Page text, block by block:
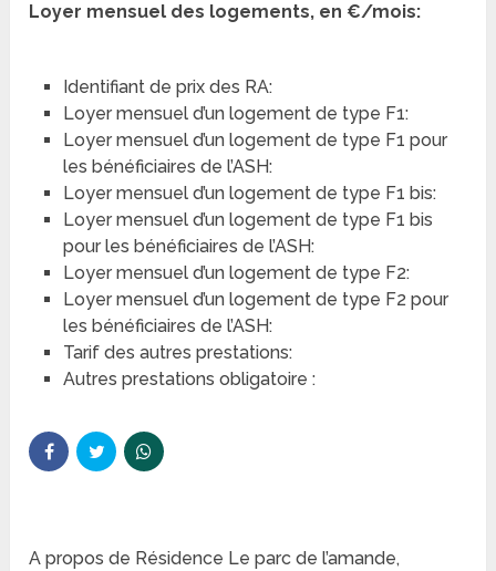
Loyer mensuel des logements, en €/mois:
Identifiant de prix des RA:
Loyer mensuel d’un logement de type F1:
Loyer mensuel d’un logement de type F1 pour
les bénéficiaires de l’ASH:
Loyer mensuel d’un logement de type F1 bis:
Loyer mensuel d’un logement de type F1 bis
pour les bénéficiaires de l’ASH:
Loyer mensuel d’un logement de type F2:
Loyer mensuel d’un logement de type F2 pour
les bénéficiaires de l’ASH:
Tarif des autres prestations:
Autres prestations obligatoire :
A propos de Résidence Le parc de l’amande,